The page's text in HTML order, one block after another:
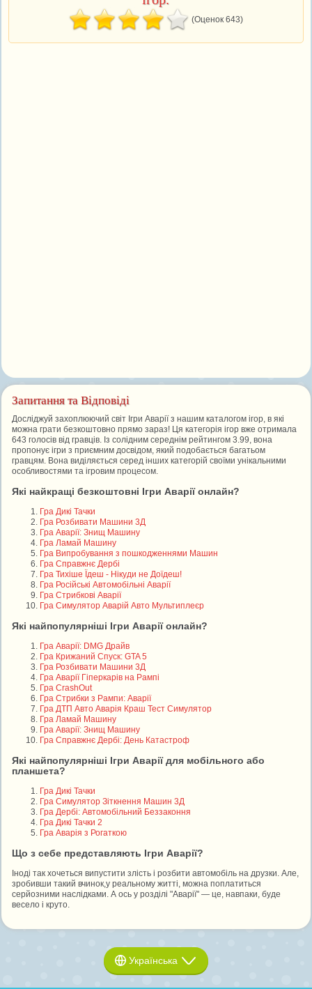
(Оценок 643)
Запитання та Відповіді
Досліджуй захоплюючий світ Ігри Аварії з нашим каталогом ігор, в які
можна грати безкоштовно прямо зараз! Ця категорія ігор вже отримала
643 голосів від гравців. Із солідним середнім рейтингом 3.99, вона
пропонує ігри з приємним досвідом, який подобається багатьом
гравцям. Вона виділяється серед інших категорій своїми унікальними
особливостями та ігровим процесом.
Які найкращі безкоштовні Ігри Аварії онлайн?
Гра Дикі Тачки
Гра Розбивати Машини 3Д
Гра Аварії: Знищ Машину
Гра Ламай Машину
Гра Випробування з пошкодженнями Машин
Гра Справжнє Дербі
Гра Тихіше Їдеш - Нікуди не Доїдеш!
Гра Російські Автомобільні Аварії
Гра Стрибкові Аварії
Гра Симулятор Аварій Авто Мультиплеєр
Які найпопулярніші Ігри Аварії онлайн?
Гра Аварії: DMG Драйв
Гра Крижаний Спуск: GTA 5
Гра Розбивати Машини 3Д
Гра Аварії Гіперкарів на Рампі
Гра CrashOut
Гра Стрибки з Рампи: Аварії
Гра ДТП Авто Аварія Краш Тест Симулятор
Гра Ламай Машину
Гра Аварії: Знищ Машину
Гра Справжнє Дербі: День Катастроф
Які найпопулярніші Ігри Аварії для мобільного або
планшета?
Гра Дикі Тачки
Гра Симулятор Зіткнення Машин 3Д
Гра Дербі: Автомобільний Беззаконня
Гра Дикі Тачки 2
Гра Аварія з Рогаткою
Що з себе представляють Ігри Аварії?
Іноді так хочеться випустити злість і розбити автомобіль на друзки. Але,
зробивши такий вчинок,у реальному житті, можна поплатиться
серйозними наслідками. А ось у розділі "Аварії" — це, навпаки, буде
весело і круто.
Українська